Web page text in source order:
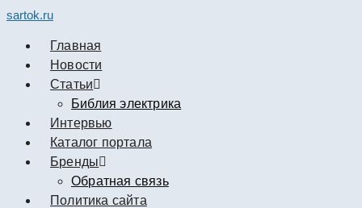
sartok.ru
Главная
Новости
Cтатьи
Библия электрика
Интервью
Каталог портала
Бренды
Обратная связь
Политика сайта